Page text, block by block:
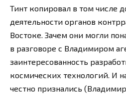
Тинт копировал в том числе
деятельности органов
Востоке. Зачем они могли
в разговоре с Владимиром
заинтересованность
космических технологий. И
честно признались